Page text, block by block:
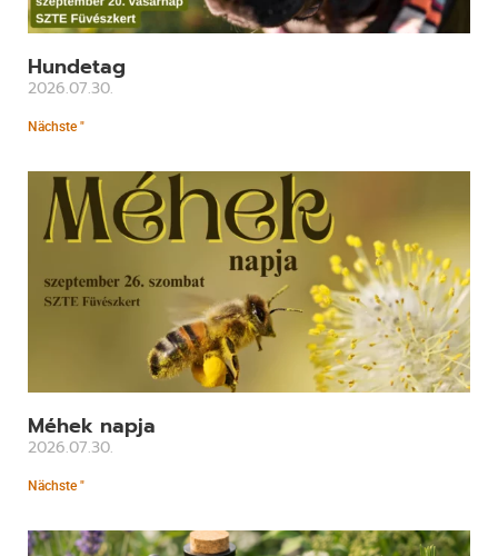
Hundetag
2026.07.30.
Nächste "
Méhek napja
2026.07.30.
Nächste "